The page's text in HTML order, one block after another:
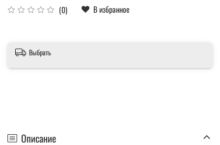
(0) В избранное
Выбрать
Описание